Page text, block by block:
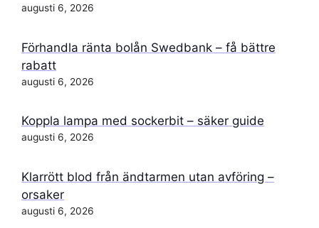
augusti 6, 2026
Förhandla ränta bolån Swedbank – få bättre
rabatt
augusti 6, 2026
Koppla lampa med sockerbit – säker guide
augusti 6, 2026
Klarrött blod från ändtarmen utan avföring –
orsaker
augusti 6, 2026